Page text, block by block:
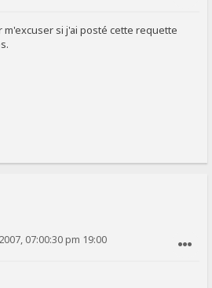
si j'ai posté cette requette
07:00:30 pm 19:00